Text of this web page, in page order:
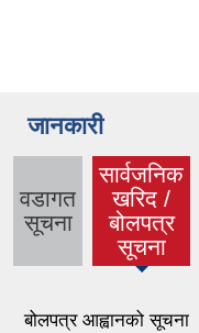
जानकारी
वडागत
सूचना
सार्वजनिक
खरिद /
बोलपत्र
सूचना
बोलपत्र आह्वानको सूचना